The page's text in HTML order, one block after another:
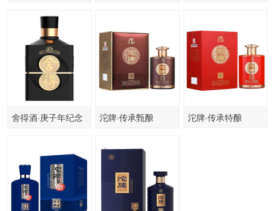
舍得酒·庚子年纪念
沱牌·传承甄酿 沱牌·传承特酿